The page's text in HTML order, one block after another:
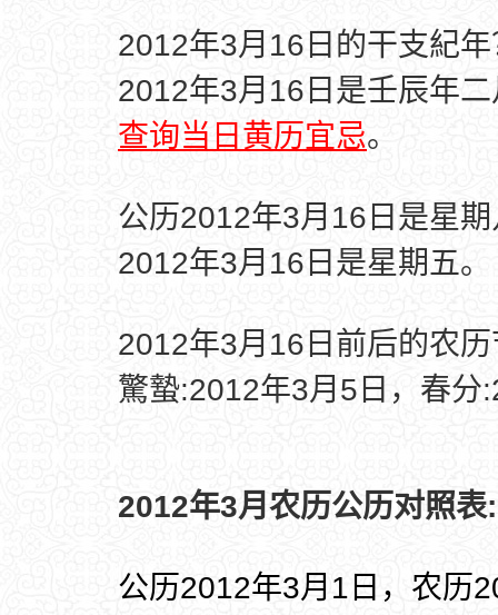
2012年3月16日的干支紀年
2012年3月16日是壬辰年
查询当日黄历宜忌。
公历2012年3月16日是星
2012年3月16日是星期五。
2012年3月16日前后的农
驚蟄:2012年3月5日，春分
2012年3月农历公历对照表:
公历2012年3月1日，农历